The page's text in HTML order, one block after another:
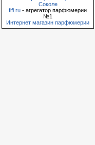
Соколе
fifi.ru - агрегатор парфюмерии
№1
Интернет магазин парфюмерии